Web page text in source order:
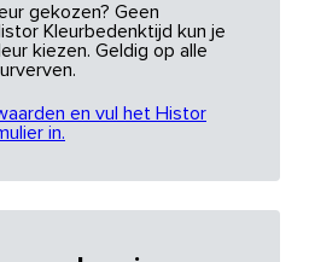
gekozen? Geen
Kleurbedenktijd kun je
kiezen. Geldig op alle
en vul het Histor
in.